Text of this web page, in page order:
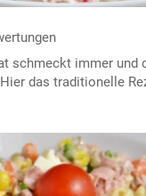
schmeckt immer und
das traditionelle